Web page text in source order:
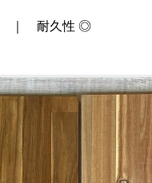
｜ 耐久性 ◎